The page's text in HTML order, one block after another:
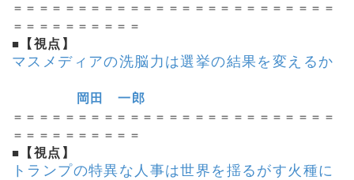
＝＝＝＝＝＝＝＝＝＝＝＝＝＝＝＝＝＝＝＝＝＝＝＝＝
＝＝＝＝＝＝＝＝＝＝
■ 【視点】
マスメディアの洗脳力は選挙の結果を変えるか
岡田 一郎
＝＝＝＝＝＝＝＝＝＝＝＝＝＝＝＝＝＝＝＝＝＝＝＝＝
＝＝＝＝＝＝＝＝＝＝
■ 【視点】
トランプの特異な人事は世界を揺るがす火種に